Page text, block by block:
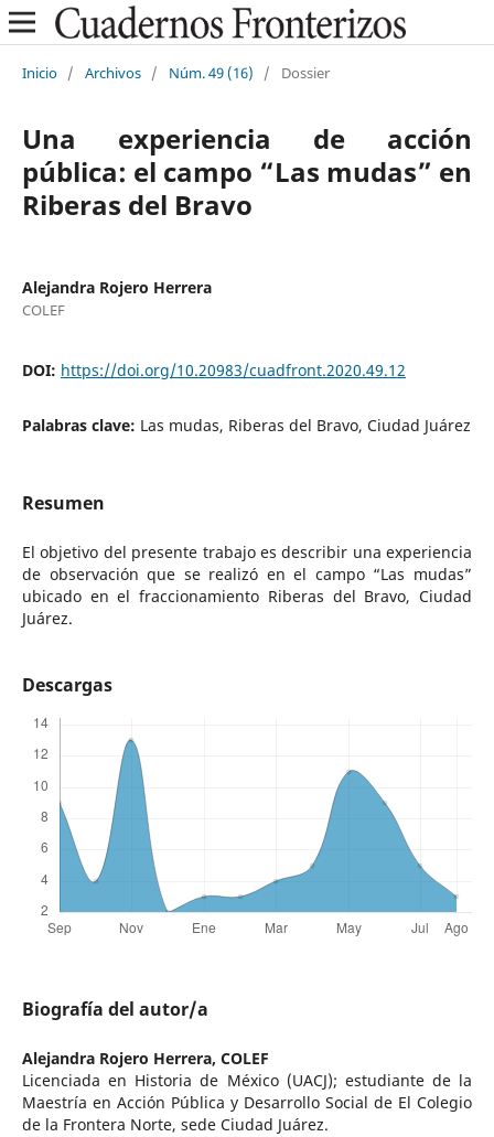
Inicio / Archivos / Núm. 49 (16) / Dossier
Una experiencia de acción
pública: el campo “Las mudas” en
Riberas del Bravo
Alejandra Rojero Herrera
COLEF
DOI: https://doi.org/10.20983/cuadfront.2020.49.12
Palabras clave: Las mudas, Riberas del Bravo, Ciudad Juárez
Resumen
El objetivo del presente trabajo es describir una experiencia
de observación que se realizó en el campo “Las mudas”
ubicado en el fraccionamiento Riberas del Bravo, Ciudad
Juárez.
Descargas
Biografía del autor/a
Alejandra Rojero Herrera, COLEF
Licenciada en Historia de México (UACJ); estudiante de la
Maestría en Acción Pública y Desarrollo Social de El Colegio
de la Frontera Norte, sede Ciudad Juárez.